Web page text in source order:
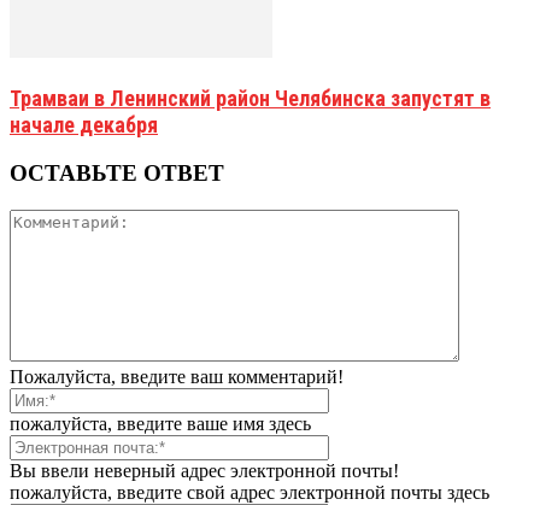
Трамваи в Ленинский район Челябинска запустят в
начале декабря
ОСТАВЬТЕ ОТВЕТ
Пожалуйста, введите ваш комментарий!
пожалуйста, введите ваше имя здесь
Вы ввели неверный адрес электронной почты!
пожалуйста, введите свой адрес электронной почты здесь